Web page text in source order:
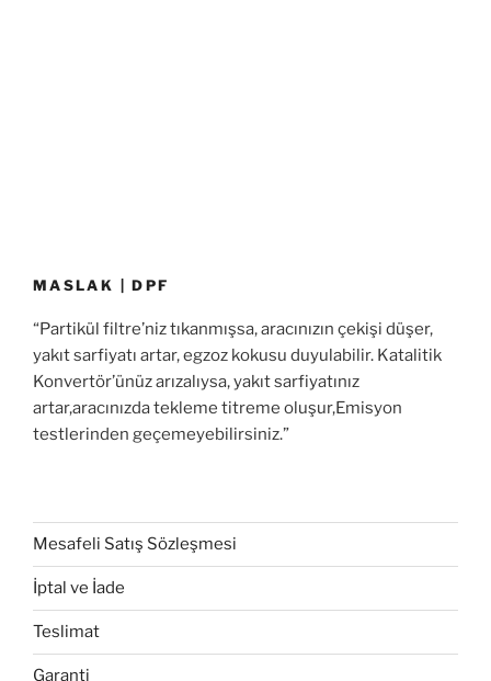
MASLAK | DPF
“Partikül filtre’niz tıkanmışsa, aracınızın çekişi düşer,
yakıt sarfiyatı artar, egzoz kokusu duyulabilir. Katalitik
Konvertör’ünüz arızalıysa, yakıt sarfiyatınız
artar,aracınızda tekleme titreme oluşur,Emisyon
testlerinden geçemeyebilirsiniz.”
Mesafeli Satış Sözleşmesi
İptal ve İade
Teslimat
Garanti